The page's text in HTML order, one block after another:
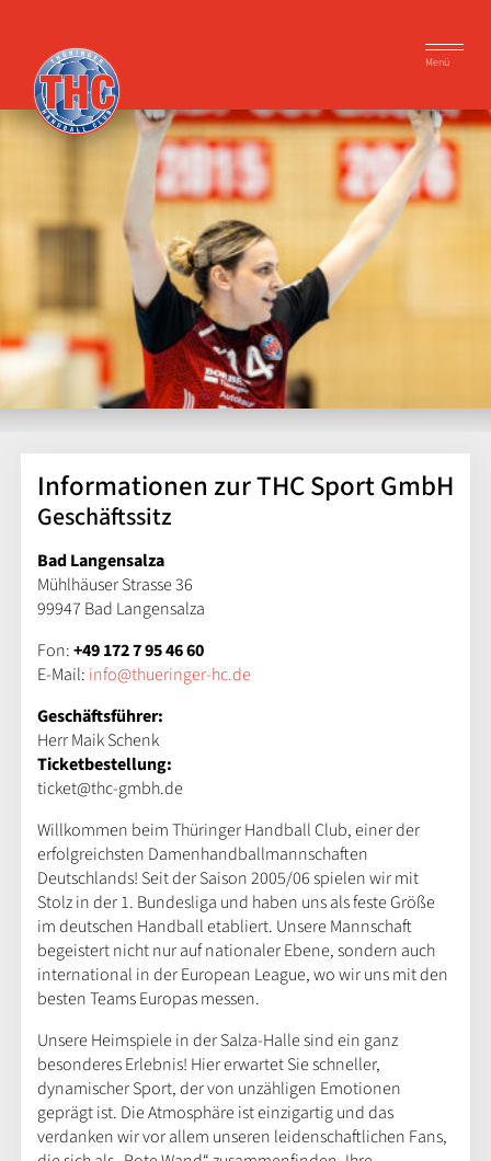
Menü
Informationen zur THC Sport GmbH
Geschäftssitz
Bad Langensalza
Mühlhäuser Strasse 36
99947 Bad Langensalza
Fon:+49 172 7 95 46 60
E-Mail: info@thueringer-hc.de
Geschäftsführer:
Herr Maik Schenk
Ticketbestellung:
ticket@thc-gmbh.de
Willkommen beim Thüringer Handball Club, einer der
erfolgreichsten Damenhandballmannschaften
Deutschlands! Seit der Saison 2005/06 spielen wir mit
Stolz in der 1. Bundesliga und haben uns als feste Größe
im deutschen Handball etabliert. Unsere Mannschaft
begeistert nicht nur auf nationaler Ebene, sondern auch
international in der European League, wo wir uns mit den
besten Teams Europas messen.
Unsere Heimspiele in der Salza-Halle sind ein ganz
besonderes Erlebnis! Hier erwartet Sie schneller,
dynamischer Sport, der von unzähligen Emotionen
geprägt ist. Die Atmosphäre ist einzigartig und das
verdanken wir vor allem unseren leidenschaftlichen Fans,